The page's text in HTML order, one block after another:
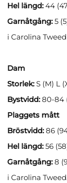
Hel längd:44
Garnåtgång:5
i Carolina Tweed
Dam
Storlek:S (M) L
Bystvidd:80-84
Plaggets mått
Bröstvidd:86
Hel längd:56
Garnåtgång:8
i Carolina Tweed.